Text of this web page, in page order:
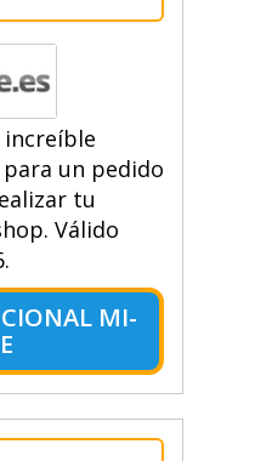
increíble
un pedido
tu
Válido
MI-